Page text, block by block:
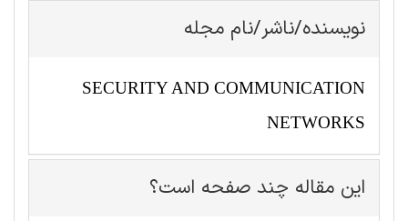
نویسنده/ناشر/نام مجله
SECURITY AND COMMUNICATION
NETWORKS
این مقاله چند صفحه است؟